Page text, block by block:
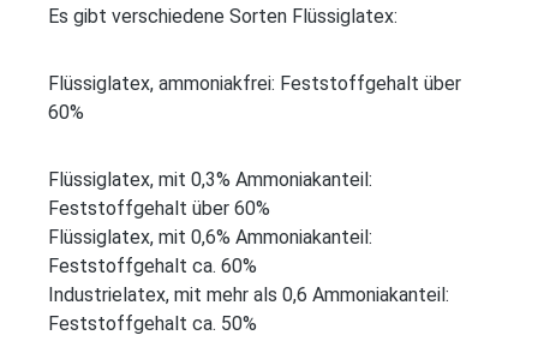
Es gibt verschiedene Sorten Flüssiglatex:
Flüssiglatex, ammoniakfrei: Feststoffgehalt über
60%
Flüssiglatex, mit 0,3% Ammoniakanteil:
Feststoffgehalt über 60%
Flüssiglatex, mit 0,6% Ammoniakanteil:
Feststoffgehalt ca. 60%
Industrielatex, mit mehr als 0,6 Ammoniakanteil:
Feststoffgehalt ca. 50%